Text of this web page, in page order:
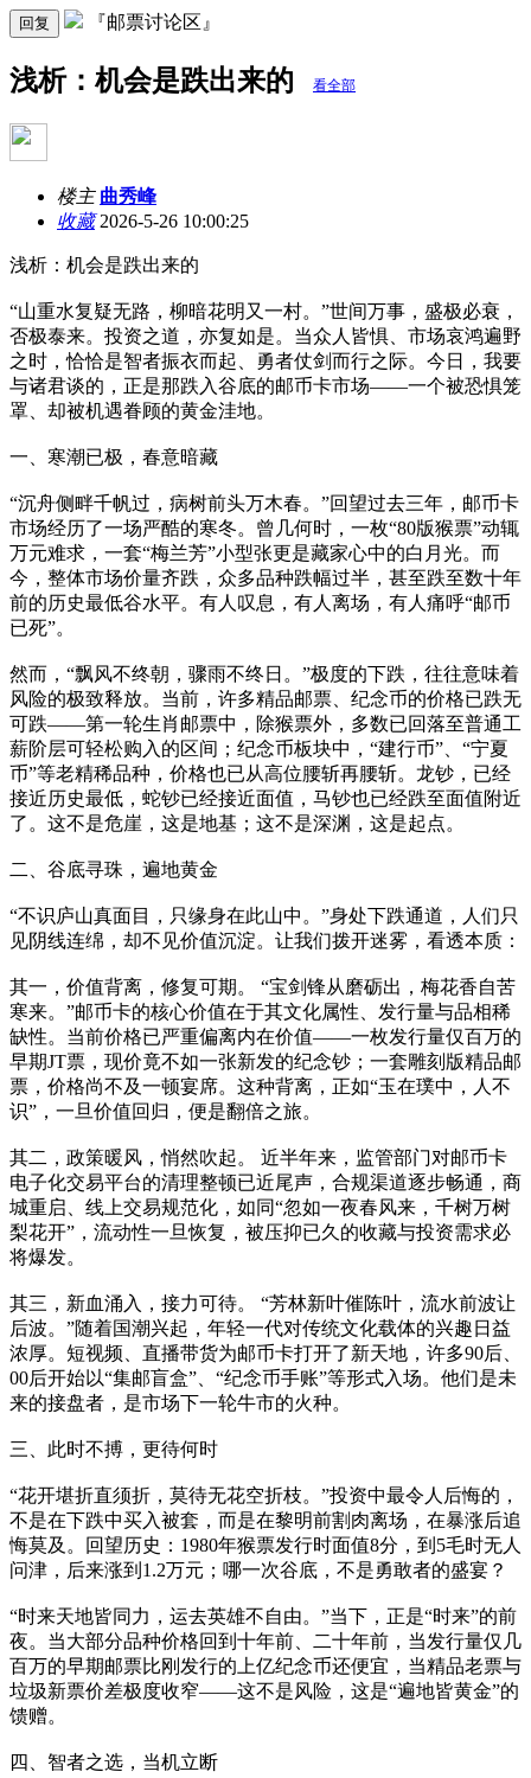
回复 『邮票讨论区』
浅析：机会是跌出来的 看全部
楼主 曲秀峰
收藏2026-5-26 10:00:25
浅析：机会是跌出来的
“山重水复疑无路，柳暗花明又一村。”世间万事，盛极必衰，
否极泰来。投资之道，亦复如是。当众人皆惧、市场哀鸿遍野
之时，恰恰是智者振衣而起、勇者仗剑而行之际。今日，我要
与诸君谈的，正是那跌入谷底的邮币卡市场——一个被恐惧笼
罩、却被机遇眷顾的黄金洼地。
一、寒潮已极，春意暗藏
“沉舟侧畔千帆过，病树前头万木春。”回望过去三年，邮币卡
市场经历了一场严酷的寒冬。曾几何时，一枚“80版猴票”动辄
万元难求，一套“梅兰芳”小型张更是藏家心中的白月光。而
今，整体市场价量齐跌，众多品种跌幅过半，甚至跌至数十年
前的历史最低谷水平。有人叹息，有人离场，有人痛呼“邮币
已死”。
然而，“飘风不终朝，骤雨不终日。”极度的下跌，往往意味着
风险的极致释放。当前，许多精品邮票、纪念币的价格已跌无
可跌——第一轮生肖邮票中，除猴票外，多数已回落至普通工
薪阶层可轻松购入的区间；纪念币板块中，“建行币”、“宁夏
币”等老精稀品种，价格也已从高位腰斩再腰斩。龙钞，已经
接近历史最低，蛇钞已经接近面值，马钞也已经跌至面值附近
了。这不是危崖，这是地基；这不是深渊，这是起点。
二、谷底寻珠，遍地黄金
“不识庐山真面目，只缘身在此山中。”身处下跌通道，人们只
见阴线连绵，却不见价值沉淀。让我们拨开迷雾，看透本质：
其一，价值背离，修复可期。 “宝剑锋从磨砺出，梅花香自苦
寒来。”邮币卡的核心价值在于其文化属性、发行量与品相稀
缺性。当前价格已严重偏离内在价值——一枚发行量仅百万的
早期JT票，现价竟不如一张新发的纪念钞；一套雕刻版精品邮
票，价格尚不及一顿宴席。这种背离，正如“玉在璞中，人不
识”，一旦价值回归，便是翻倍之旅。
其二，政策暖风，悄然吹起。 近半年来，监管部门对邮币卡
电子化交易平台的清理整顿已近尾声，合规渠道逐步畅通，商
城重启、线上交易规范化，如同“忽如一夜春风来，千树万树
梨花开”，流动性一旦恢复，被压抑已久的收藏与投资需求必
将爆发。
其三，新血涌入，接力可待。 “芳林新叶催陈叶，流水前波让
后波。”随着国潮兴起，年轻一代对传统文化载体的兴趣日益
浓厚。短视频、直播带货为邮币卡打开了新天地，许多90后、
00后开始以“集邮盲盒”、“纪念币手账”等形式入场。他们是未
来的接盘者，是市场下一轮牛市的火种。
三、此时不搏，更待何时
“花开堪折直须折，莫待无花空折枝。”投资中最令人后悔的，
不是在下跌中买入被套，而是在黎明前割肉离场，在暴涨后追
悔莫及。回望历史：1980年猴票发行时面值8分，到5毛时无人
问津，后来涨到1.2万元；哪一次谷底，不是勇敢者的盛宴？
“时来天地皆同力，运去英雄不自由。”当下，正是“时来”的前
夜。当大部分品种价格回到十年前、二十年前，当发行量仅几
百万的早期邮票比刚发行的上亿纪念币还便宜，当精品老票与
垃圾新票价差极度收窄——这不是风险，这是“遍地皆黄金”的
馈赠。
四、智者之选，当机立断